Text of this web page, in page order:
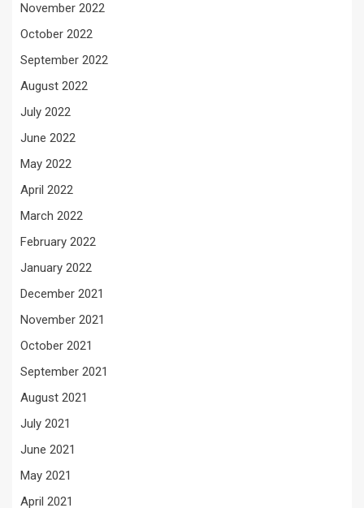
November 2022
October 2022
September 2022
August 2022
July 2022
June 2022
May 2022
April 2022
March 2022
February 2022
January 2022
December 2021
November 2021
October 2021
September 2021
August 2021
July 2021
June 2021
May 2021
April 2021